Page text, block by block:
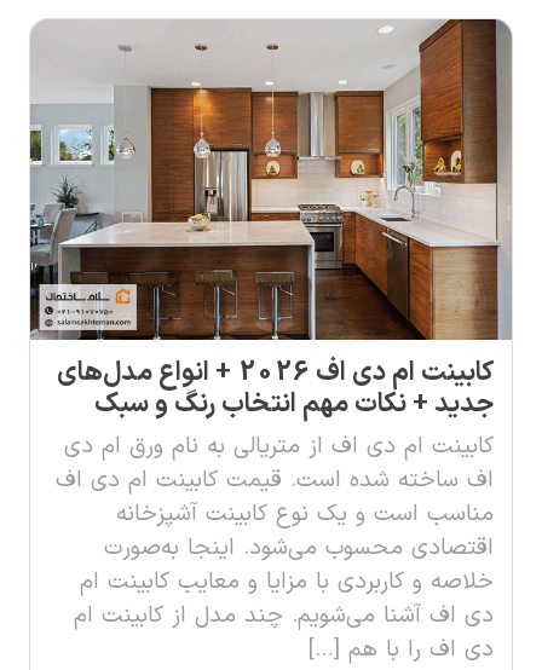
کابینت ام دی اف 2026 + انواع مدل‌های
جدید + نکات مهم انتخاب رنگ و سبک
کابینت ام دی اف از متریالی به نام ورق ام دی
اف ساخته شده است. قیمت کابینت ام دی اف
مناسب است و یک نوع کابینت آشپزخانه
اقتصادی محسوب می‌شود. اینجا به‌صورت
خلاصه و کاربردی با مزایا و معایب کابینت ام
دی اف آشنا می‌شویم. چند مدل از کابینت ام
دی اف را با هم […]